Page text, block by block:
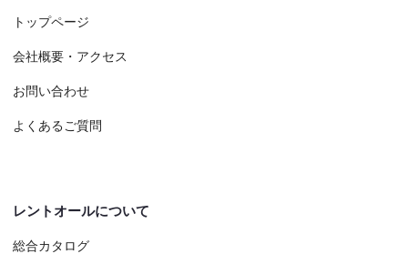
トップページ
会社概要・アクセス
お問い合わせ
よくあるご質問
レントオールについて
総合カタログ